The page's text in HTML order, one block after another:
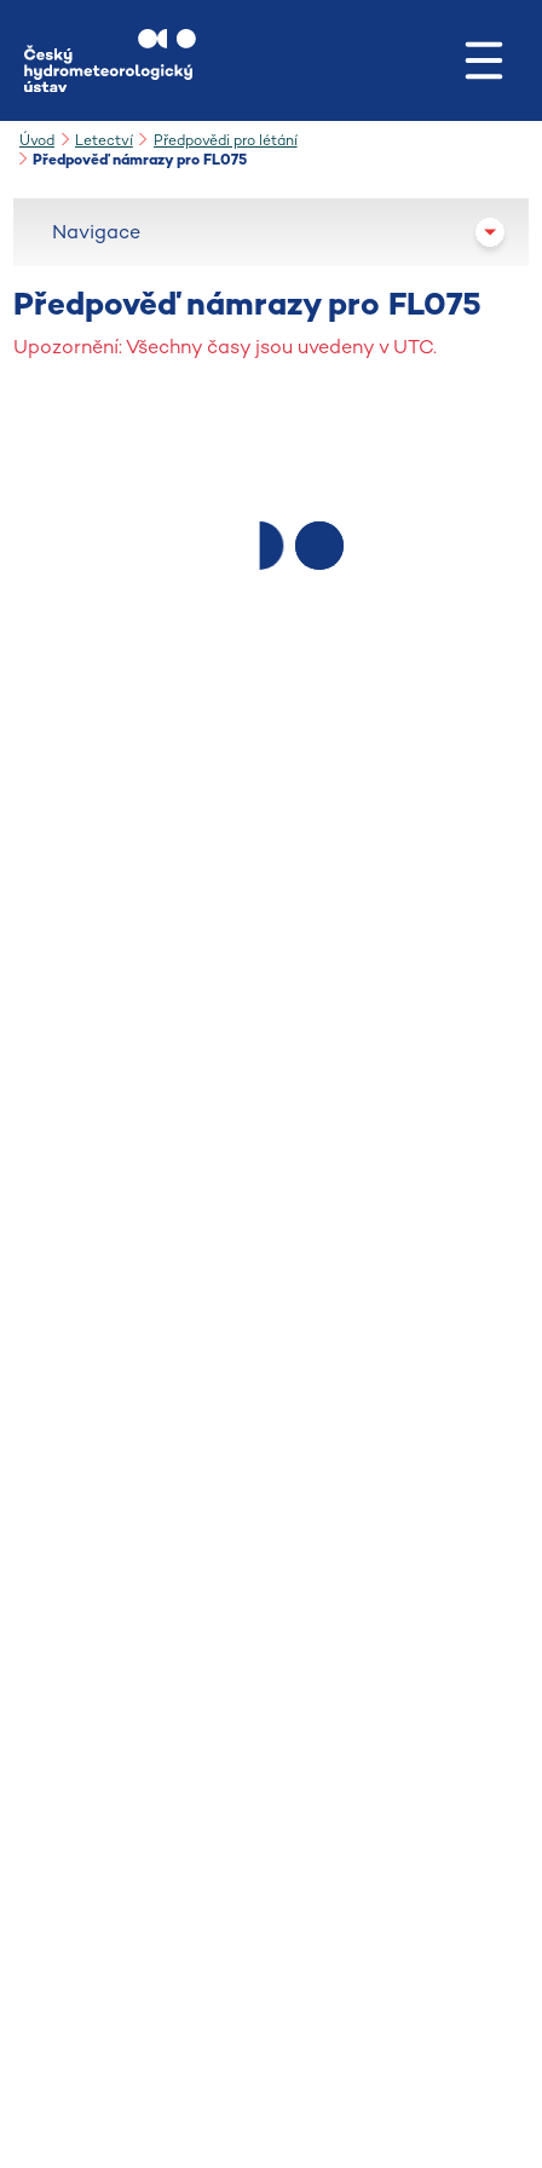
Úvod Letectví
Předpovědi pro létání
Předpověď námrazy pro FL075
Předpověď námrazy pro FL075
Upozornění: Všechny časy jsou uvedeny v UTC.
Navigace